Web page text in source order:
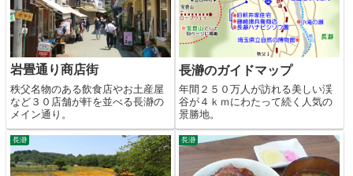
岩畳通り商店街
秩父名物のある飲食店やお土産屋
など３０店舗が軒を並べる長瀞の
メイン通り。
長瀞のガイドマップ
年間２５０万人が訪れる美しい渓
谷が４ｋｍにわたって続く人気の
景勝地。
長瀞 長瀞